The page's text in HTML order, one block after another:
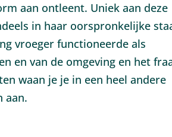
aan ontleent. Uniek aan deze
in haar oorspronkelijke
vroeger functioneerde als
en van de omgeving en het
waan je je in een heel andere
aan.